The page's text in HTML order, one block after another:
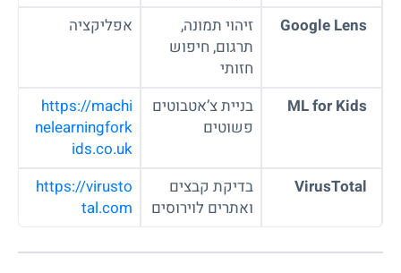
Google Lens
זיהוי תמונה,
תרגום, חיפוש
חזותי
אפליקציה
ML for Kids
בניית צ’אטבוטים
פשוטים
https://machi
nelearningfork
ids.co.uk
VirusTotal
בדיקת קבצים
ואתרים לוירוסים
https://virusto
tal.com